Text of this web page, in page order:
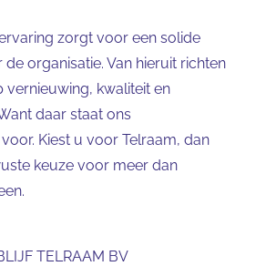
zorgt voor een solide
organisatie. Van hieruit richten
vernieuwing, kwaliteit en
daar staat ons
Kiest u voor Telraam, dan
keuze voor meer dan
TELRAAM BV